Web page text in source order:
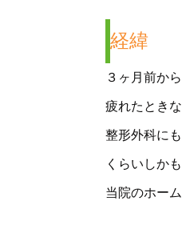
経緯
３ヶ月前か
疲れたとき
整形外科に
くらいしか
当院のホー